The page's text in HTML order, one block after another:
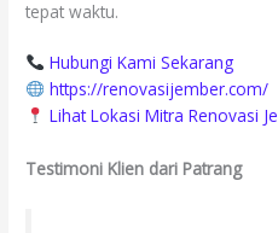
tepat waktu.
Hubungi Kami Sekarang
https://renovasijember.com/
Lihat Lokasi Mitra Renovasi
Testimoni Klien dari Patrang